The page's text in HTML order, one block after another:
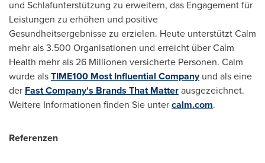
und Schlafunterstützung zu erweitern, das Engagement für
Leistungen zu erhöhen und positive
Gesundheitsergebnisse zu erzielen. Heute unterstützt Calm
mehr als 3.500 Organisationen und erreicht über Calm
Health mehr als 26 Millionen versicherte Personen. Calm
wurde alsTIME100 Most Influential Companyund als eine
der Fast Company's Brands That Matterausgezeichnet.
Weitere Informationen finden Sie untercalm.com.
Referenzen